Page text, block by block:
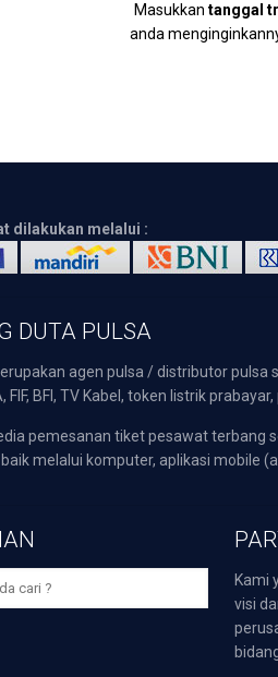
Masukkan tanggal
anda
dilakukan melalui :
DUTA PULSA
agen pulsa / distributor pulsa
FIF, BFI, TV Kabel, token listrik
pemesanan tiket pesawat terbang
melalui komputer, aplikasi mobile
Kami
visi